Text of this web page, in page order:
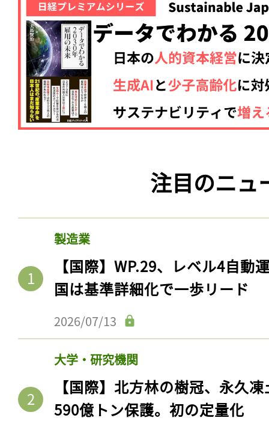
注目のニュ
製造業
【国際】WP.29、レベル4自動
国は基準詳細化で一歩リード
2026/07/13
大学・研究機関
【国際】北方林の樹冠、永久
590億トン保護。初の定量化